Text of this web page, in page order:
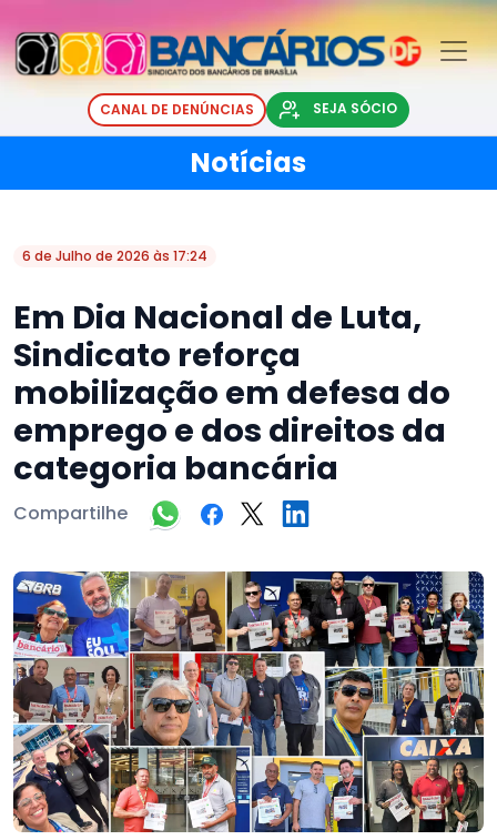
CANAL DE DENÚNCIAS SEJA SÓCIO
Notícias
6 de Julho de 2026 às 17:24
Em Dia Nacional de Luta,
Sindicato reforça
mobilização em defesa do
emprego e dos direitos da
categoria bancária
Compartilhe